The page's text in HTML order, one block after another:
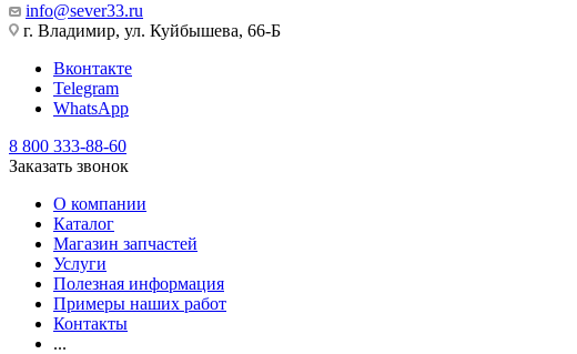
info@sever33.ru
г. Владимир, ул. Куйбышева, 66-Б
Вконтакте
Telegram
WhatsApp
8 800 333-88-60
Заказать звонок
О компании
Каталог
Магазин запчастей
Услуги
Полезная информация
Примеры наших работ
Контакты
...